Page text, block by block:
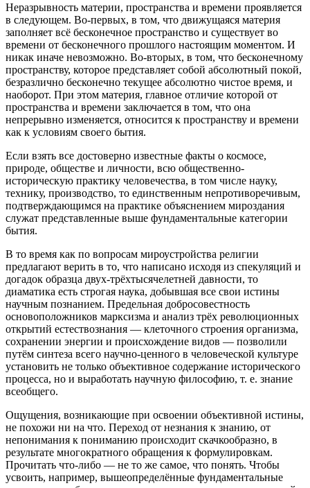
Неразрывность материи, пространства и времени проявляется
в следующем. Во-первых, в том, что движущаяся материя
заполняет всё бесконечное пространство и существует во
времени от бесконечного прошлого настоящим моментом. И
никак иначе невозможно. Во-вторых, в том, что бесконечному
пространству, которое представляет собой абсолютный покой,
безразлично бесконечно текущее абсолютно чистое время, и
наоборот. При этом материя, главное отличие которой от
пространства и времени заключается в том, что она
непрерывно изменяется, относится к пространству и времени
как к условиям своего бытия.
Если взять все достоверно известные факты о космосе,
природе, обществе и личности, всю общественно-
историческую практику человечества, в том числе науку,
технику, производство, то единственным непротиворечивым,
подтверждающимся на практике объяснением мироздания
служат представленные выше фундаментальные категории
бытия.
В то время как по вопросам мироустройства религии
предлагают верить в то, что написано исходя из спекуляций и
догадок образца двух-трёхтысячелетней давности, то
диаматика есть строгая наука, добывшая все свои истины
научным познанием. Предельная добросовестность
основоположников марксизма и анализ трёх революционных
открытий естествознания — клеточного строения организма,
сохранении энергии и происхождение видов — позволили
путём синтеза всего научно-ценного в человеческой культуре
установить не только объективное содержание исторического
процесса, но и выработать научную философию, т. е. знание
всеобщего.
Ощущения, возникающие при освоении объективной истины,
не похожи ни на что. Переход от незнания к знанию, от
непонимания к пониманию происходит скачкообразно, в
результате многократного обращения к формулировкам.
Прочитать что-либо — не то же самое, что понять. Чтобы
усвоить, например, вышеопределённые фундаментальные